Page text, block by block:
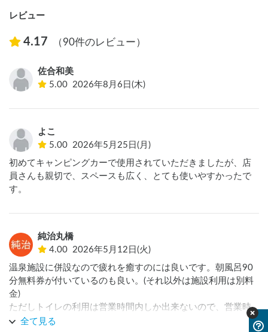
レビュー
4.17 （90件のレビュー）
佐合和美
5.00 2026年8月6日(木)
よこ
5.00 2026年5月25日(月)
初めてキャンピングカーで使用されていただきましたが、店
員さんも親切で、スペースも広く、とても使いやすかったで
す。
純治丸橋
4.00 2026年5月12日(火)
温泉施設に併設なので疲れを癒すのには良いです。朝風呂90
分無料券が付いているのも良い。(それ以外は施設利用は別料
金)
ただしトイレの利用は営業時間内しか出来ないので、営業時
間外の夜中1時〜翌朝7時は最寄りのコンビニ(徒歩10分程度)
全て見る